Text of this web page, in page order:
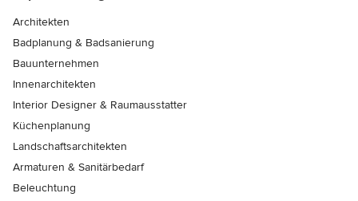
Architekten
Badplanung & Badsanierung
Bauunternehmen
Innenarchitekten
Interior Designer & Raumausstatter
Küchenplanung
Landschaftsarchitekten
Armaturen & Sanitärbedarf
Beleuchtung